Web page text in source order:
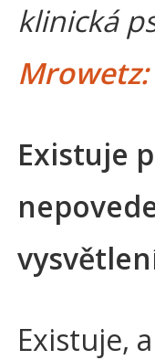
klinická
Mrowetz:
Existuje
Existuje,